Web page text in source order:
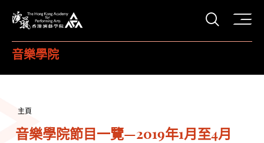
打開
音樂學院
主頁
音樂學院節目一覽—2019年1月至4月